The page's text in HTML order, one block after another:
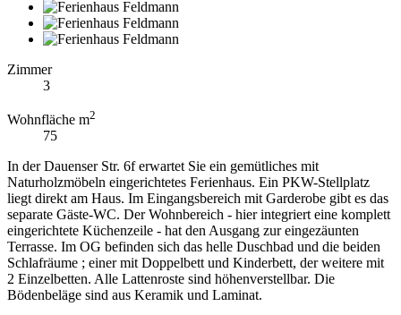
Zimmer
3
Wohnfläche m2
75
In der Dauenser Str. 6f erwartet Sie ein gemütliches mit
Naturholzmöbeln eingerichtetes Ferienhaus. Ein PKW-Stellplatz
liegt direkt am Haus. Im Eingangsbereich mit Garderobe gibt es das
separate Gäste-WC. Der Wohnbereich - hier integriert eine komplett
eingerichtete Küchenzeile - hat den Ausgang zur eingezäunten
Terrasse. Im OG befinden sich das helle Duschbad und die beiden
Schlafräume ; einer mit Doppelbett und Kinderbett, der weitere mit
2 Einzelbetten. Alle Lattenroste sind höhenverstellbar. Die
Bödenbeläge sind aus Keramik und Laminat.